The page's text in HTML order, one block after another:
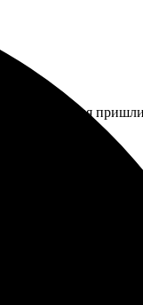
изделия
еще,